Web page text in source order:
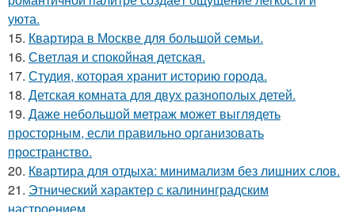
уюта.
15. Квартира в Москве для большой семьи.
16. Светлая и спокойная детская.
17. Студия, которая хранит историю города.
18. Детская комната для двух разнополых детей.
19. Даже небольшой метраж может выглядеть
просторным, если правильно организовать
пространство.
20. Квартира для отдыха: минимализм без лишних слов.
21. Этнический характер с калининградским